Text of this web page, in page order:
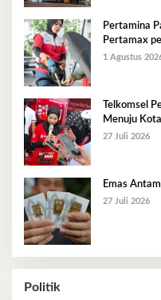
Pertamina
Pertamax
1 Agustus
Telkomsel
Menuju
27 Juli 2026
Emas
27 Juli 2026
Politik